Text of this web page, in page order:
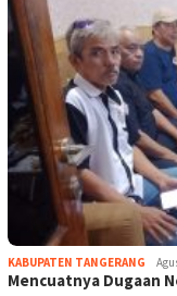
KABUPATEN TANGERANG
Mencuatnya Dugaan